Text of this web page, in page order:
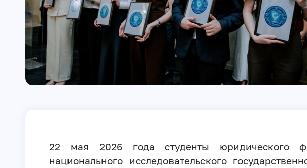
22 мая 2026 года студенты юридического
национального исследовательского